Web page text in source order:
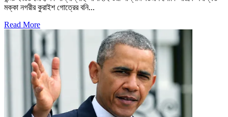
মক্কা নগরীর কুরাইশ গোত্রের বনি...
Read More